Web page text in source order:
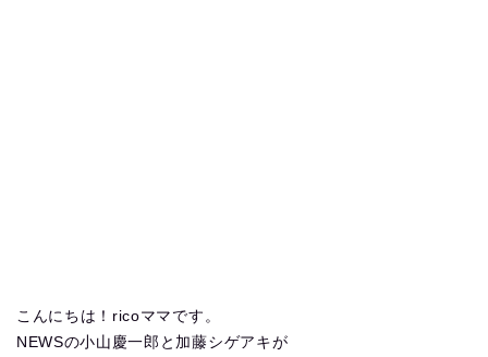
こんにちは！ricoママです。
NEWSの小山慶一郎と加藤シゲアキが